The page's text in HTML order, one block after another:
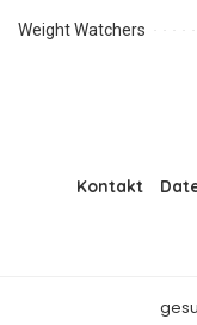
Weight Watchers
Kontakt